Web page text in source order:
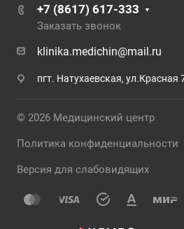
+7 (8617) 617-333
Заказать звонок
klinika.medichin@mail.ru
пгт. Натухаевская, ул.Красная
© 2026 Медицинский центр
Политика конфиденциальности
Версия для слабовидящих